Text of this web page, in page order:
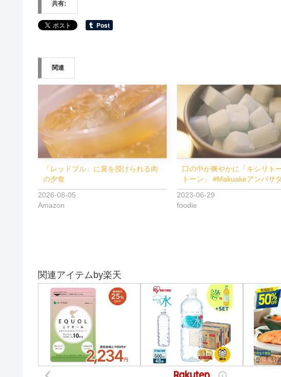
共有:
関連
「レッドブル」に翼を授けられる肉
の夕食
2026-08-05
Amazon
口の中が爽やかに「キシリト
トーン」 #Makuakeアンバサ
2023-06-29
foodie
関連アイテムby楽天